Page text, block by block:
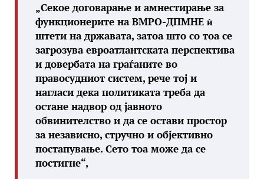
„Секое договарање и амнестирање за
функционерите на ВМРО-ДПМНЕ ѝ
штети на државата, затоа што со тоа се
загрозува евроатлантската перспектива
и довербата на граѓаните во
правосудниот систем, рече тој и
нагласи дека политиката треба да
остане надвор од јавното
обвинителство и да се остави простор
за независно, стручно и објективно
постапување. Сето тоа може да се
постигне“,